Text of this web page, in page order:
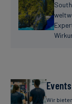
Events
Wir